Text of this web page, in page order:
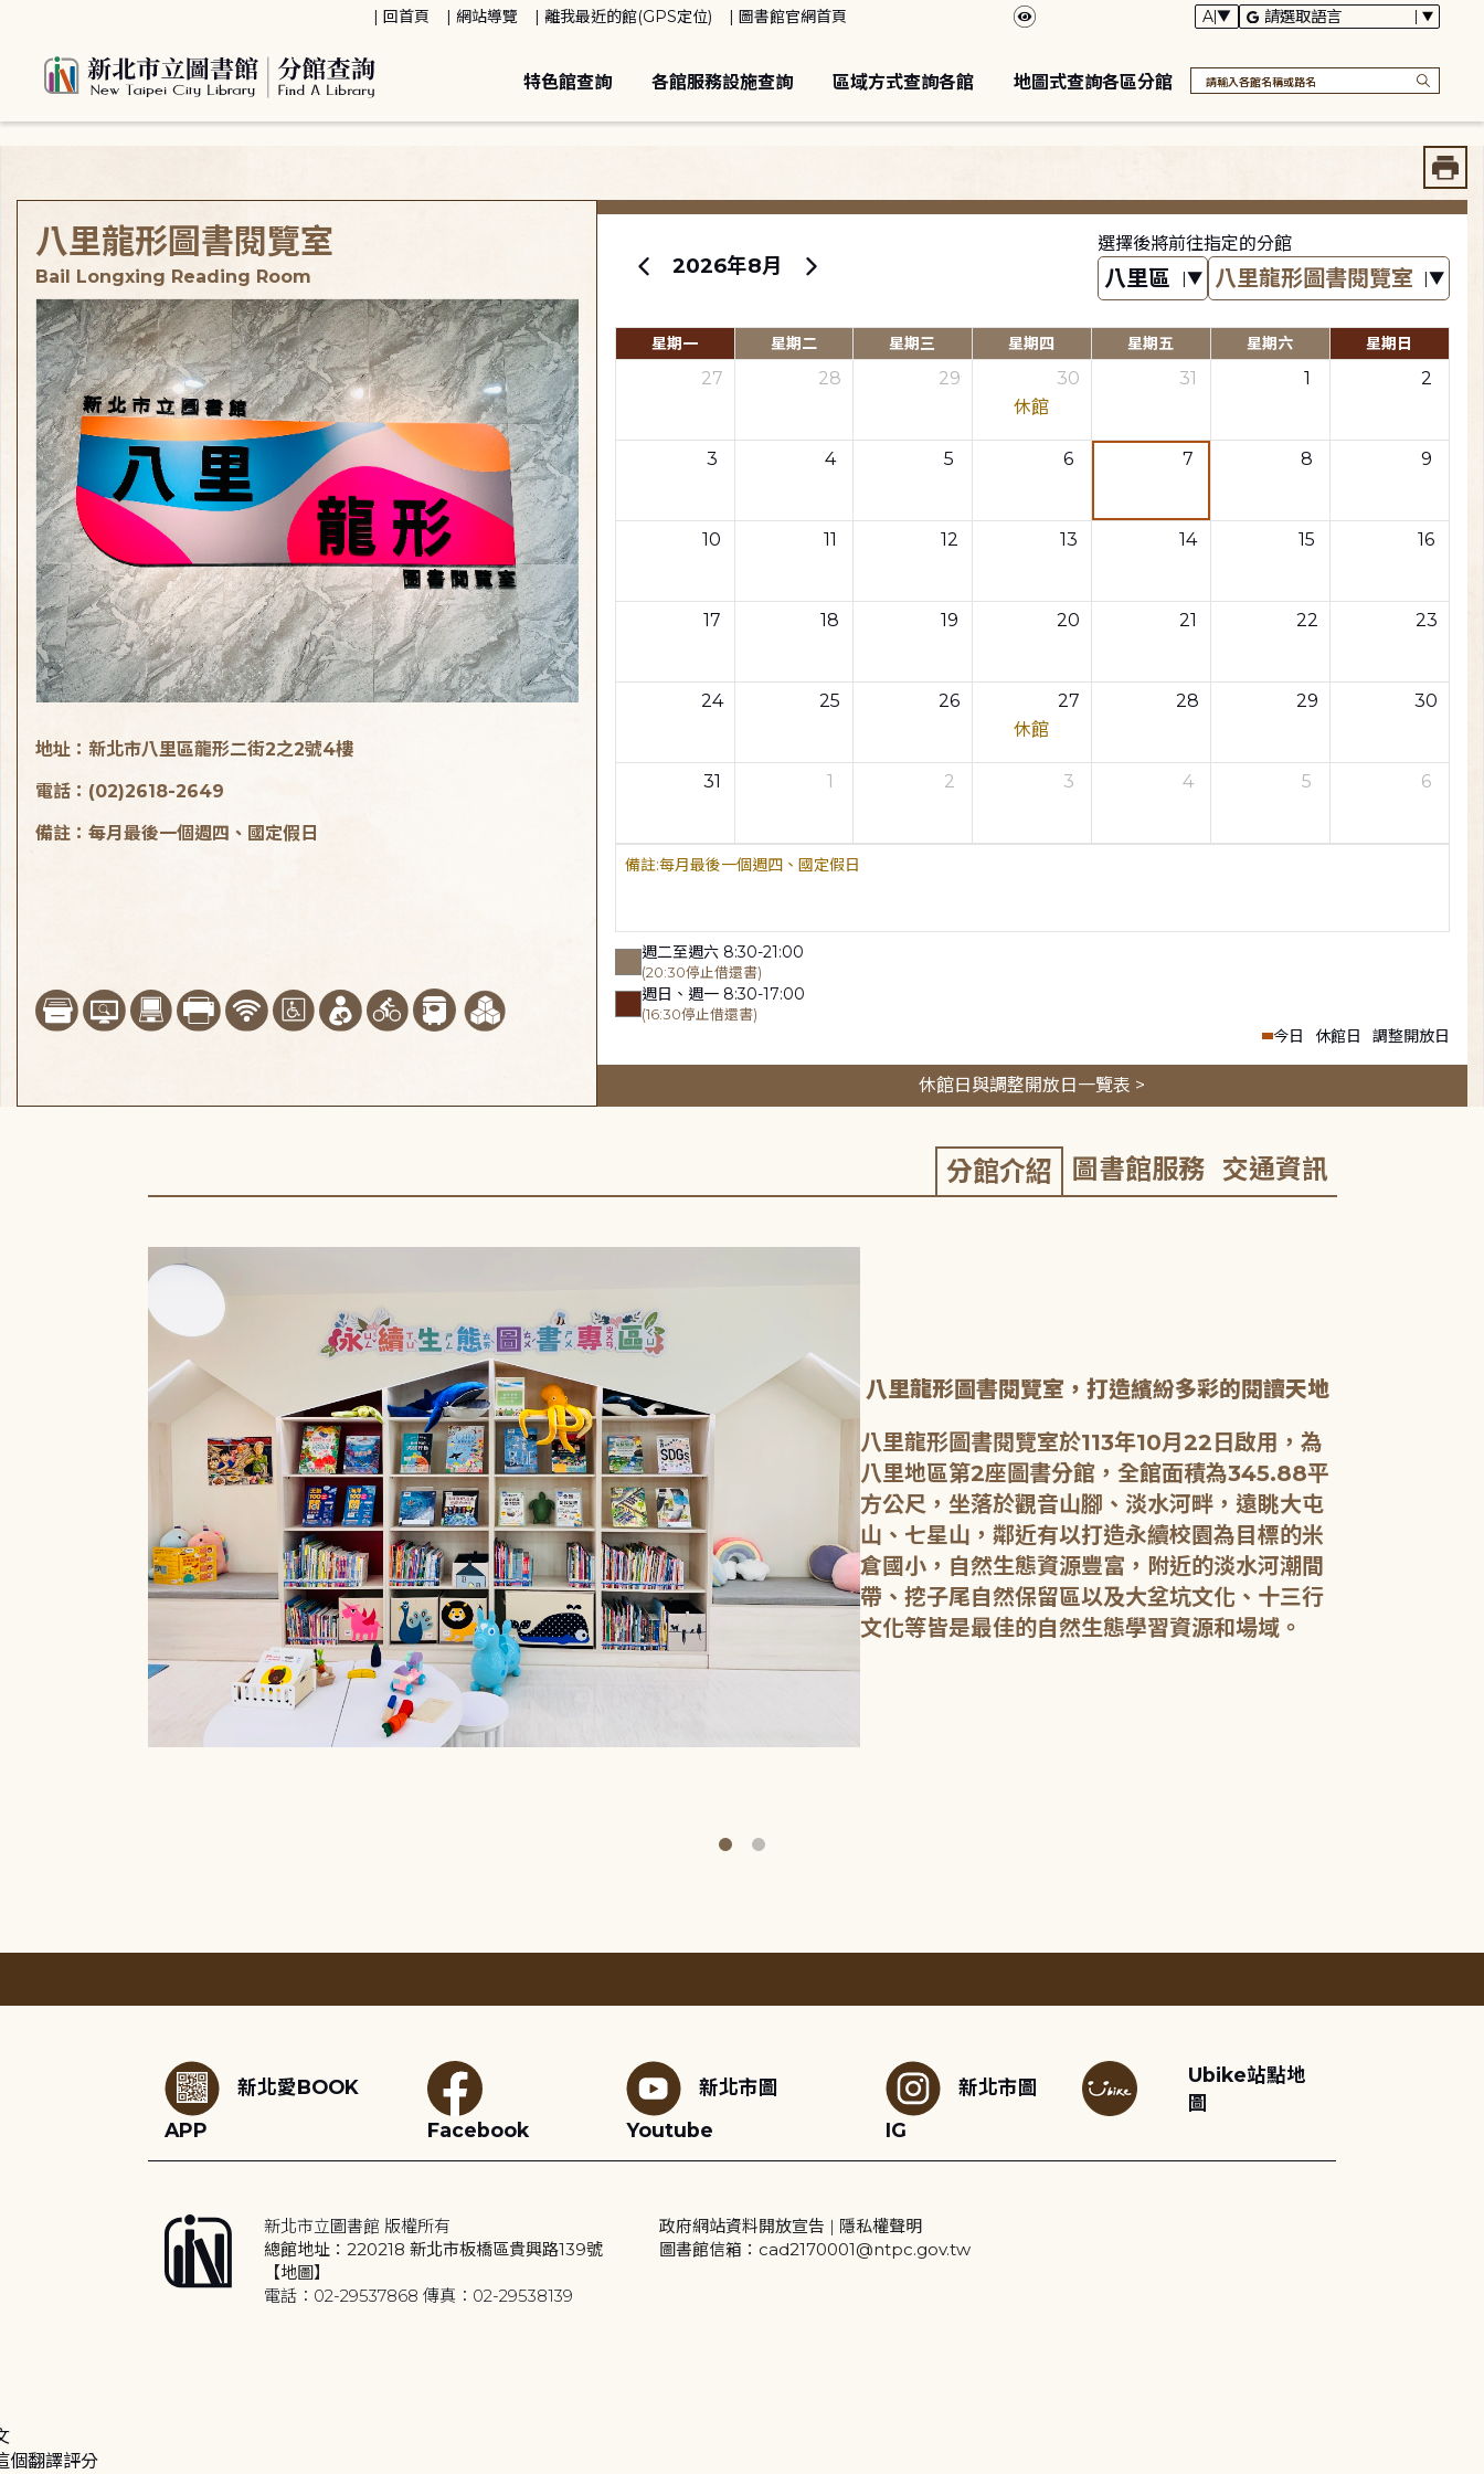
回首頁 網站導覽 離我最近的館(GPS定位) 圖書館官網首頁
特色館查詢 各館服務設施查詢 區域方式查詢各館 地圖式查詢各區分館
2026年8月
選擇後將前往指定的分館
星期一 星期二 星期三 星期四 星期五 星期六 星期日
27 28 29
30
休館
31 1 2
3 4 5 6 7 8 9
10 11 12 13 14 15 16
17 18 19 20 21 22 23
24 25 26
27
休館
28 29 30
31 1 2 3 4 5 6
每月最後一個週四、國定假日
週二至週六 8:30-21:00
(20:30停止借還書)
週日、週一 8:30-17:00
(16:30停止借還書)
今日 休館日 調整開放日
休館日與調整開放日一覽表 >
八里龍形圖書閱覽室
Bail Longxing Reading Room
地址：新北市八里區龍形二街2之2號4樓
電話：(02)2618-2649
備註：每月最後一個週四、國定假日
分館介紹 圖書館服務 交通資訊
八里龍形圖書閱覽室，打造繽紛多彩的閱讀天地
八里龍形圖書閱覽室於113年10月22日啟用，為
八里地區第2座圖書分館，全館面積為345.88平
方公尺，坐落於觀音山腳、淡水河畔，遠眺大屯
山、七星山，鄰近有以打造永續校園為目標的米
倉國小，自然生態資源豐富，附近的淡水河潮間
帶、挖子尾自然保留區以及大坌坑文化、十三行
新北愛BOOK
APP
Facebook
新北市圖
Youtube
新北市圖
IG
Ubike站點地
圖
新北市立圖書館 版權所有
總館地址：220218 新北市板橋區貴興路139號
【地圖】
電話：02-29537868 傳真：02-29538139
政府網站資料開放宣告 | 隱私權聲明
圖書館信箱：cad2170001@ntpc.gov.tw
個翻譯評分